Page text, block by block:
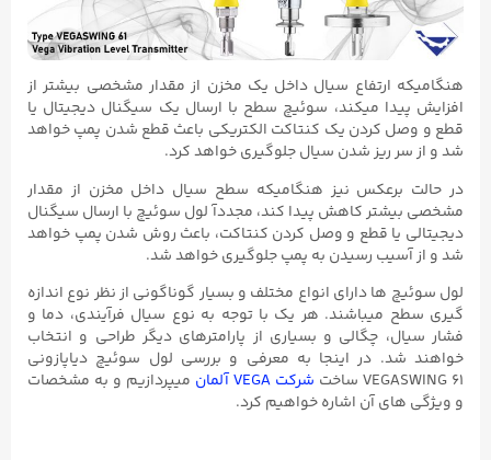
هنگامیکه ارتفاع سیال داخل یک مخزن از مقدار مشخصی بیشتر از
افزایش پیدا میکند، سوئیچ سطح با ارسال یک سیگنال دیجیتال یا
قطع و وصل کردن یک کنتاکت الکتریکی باعث قطع شدن پمپ خواهد
شد و از سر ریز شدن سیال جلوگیری خواهد کرد.
در حالت برعکس نیز هنگامیکه سطح سیال داخل مخزن از مقدار
مشخصی بیشتر کاهش پیدا کند، مجددآ لول سوئیچ با ارسال سیگنال
دیجیتالی یا قطع و وصل کردن کنتاکت، باعث روش شدن پمپ خواهد
شد و از آسیب رسیدن به پمپ جلوگیری خواهد شد.
لول سوئیچ ها دارای انواع مختلف و بسیار گوناگونی از نظر نوع اندازه
گیری سطح میباشند. هر یک با توجه به نوع سیال فرآیندی، دما و
فشار سیال، چگالی و بسیاری از پارامترهای دیگر طراحی و انتخاب
خواهند شد. در اینجا به معرفی و بررسی لول سوئیچ دیاپازونی
VEGASWING ۶۱ ساخت
شرکت VEGA آلمان
میپردازیم و به مشخصات
و ویژگی های آن اشاره خواهیم کرد.